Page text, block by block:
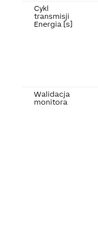
Cykl
transmisji
Energia [s]
Walidacja
monitora